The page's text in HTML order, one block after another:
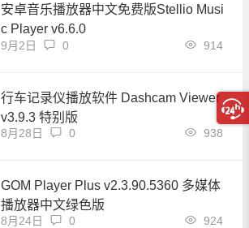
安卓音乐播放器中文免费版Stellio Musi
c Player v6.6.0
9月2日 914
0
行车记录仪播放软件 Dashcam Viewer
v3.9.3 特别版
8月28日 938
0
GOM Player Plus v2.3.90.5360 多媒体
播放器中文绿色版
8月24日 924
0